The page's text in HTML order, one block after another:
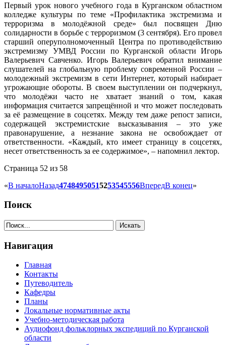
Первый урок нового учебного года в Курганском областном
колледже культуры по теме «Профилактика экстремизма и
терроризма в молодёжной среде» был посвящен Дню
солидарности в борьбе с терроризмом (3 сентября). Его провел
старший оперуполномоченный Центра по противодействию
экстремизму УМВД России по Курганской области Игорь
Валерьевич Савченко. Игорь Валерьевич обратил внимание
слушателей на глобальную проблему современной России –
молодежный экстремизм в сети Интернет, который набирает
угрожающие обороты. В своем выступлении он подчеркнул,
что молодёжи часто не хватает знаний о том, какая
информация считается запрещённой и что может последовать
за её размещение в соцсетях. Между тем даже репост записи,
содержащей экстремистские высказывания – это уже
правонарушение, а незнание закона не освобождает от
ответственности. «Каждый, кто имеет страницу в соцсетях,
несет ответственность за ее содержимое», – напомнил лектор.
Страница 52 из 58
«В началоНазад47484950515253545556ВпередВ конец»
Поиск
Навигация
Главная
Контакты
Путеводитель
Кафедры
Планы
Локальные нормативные акты
Учебно-методическая работа
Аудиофонд фольклорных экспедиций по Курганской
области